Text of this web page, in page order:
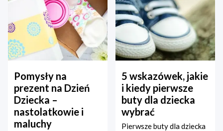
Pomysły na
prezent na Dzień
Dziecka –
nastolatkowie i
maluchy
5 wskazówek, jakie
i kiedy pierwsze
buty dla dziecka
wybrać
Pierwsze buty dla dziecka